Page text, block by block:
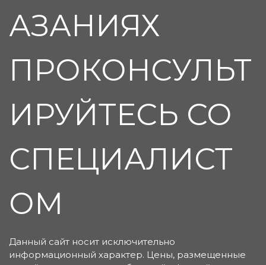
АЗАНИЯХ
ПРОКОНСУЛЬТ
ИРУЙТЕСЬ СО
СПЕЦИАЛИСТ
ОМ
Данный сайт носит исключительно
информационный характер. Цены, размещенные